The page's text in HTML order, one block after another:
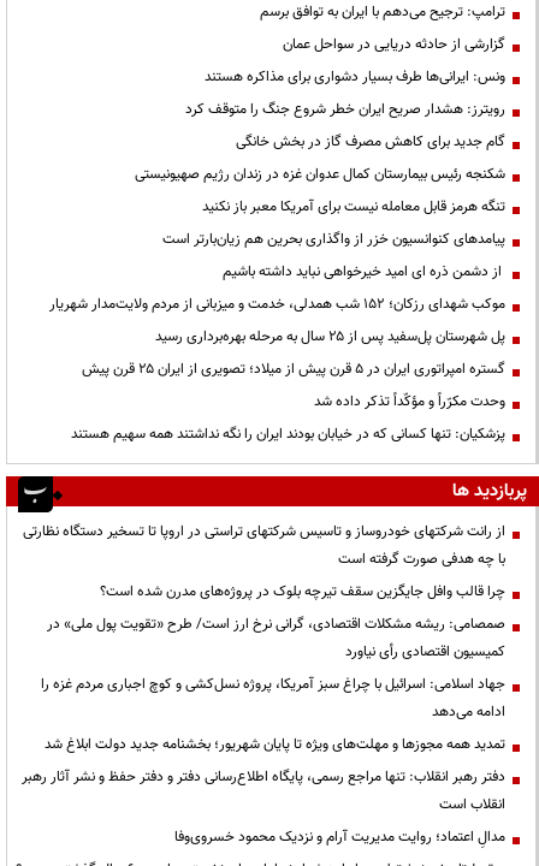
ترامپ: ترجیح می‌دهم با ایران به توافق برسم
گزارشی از حادثه دریایی در سواحل عمان
ونس: ایرانی‌ها طرف بسیار دشواری برای مذاکره هستند
رویترز: هشدار صریح ایران خطر شروع جنگ را متوقف کرد
گام جدید برای کاهش مصرف گاز در بخش خانگی
شکنجه رئیس بیمارستان کمال عدوان غزه در زندان رژیم صهیونیستی
تنگه هرمز قابل معامله نیست برای آمریکا معبر باز نکنید
پیامدهای کنوانسیون خزر از واگذاری بحرین هم زیان‌بارتر است
از دشمن ذره ای امید خیرخواهی نباید داشته باشیم
موکب شهدای رزکان؛ ۱۵۲ شب همدلی، خدمت و میزبانی از مردم ولایت‌مدار شهریار
پل شهرستان پل‌سفید پس از ۲۵ سال به مرحله بهره‌برداری رسید
گستره امپراتوری ایران در ۵ قرن پیش از میلاد؛ تصویری از ایران ۲۵ قرن پیش
وحدت مکرّراً و مؤکّداً تذکر داده شد
پزشکیان: تنها کسانی که در خیابان بودند ایران را نگه نداشتند همه سهیم هستند
پربازدید ها
از رانت‌ شرکتهای خودروساز و تاسیس شرکتهای تراستی در اروپا تا تسخیر دستگاه نظارتی
با چه هدفی صورت گرفته است
چرا قالب وافل جایگزین سقف تیرچه بلوک در پروژه‌های مدرن شده است؟
صمصامی: ریشه مشکلات اقتصادی، گرانی نرخ ارز است/ طرح «تقویت پول ملی» در
کمیسیون اقتصادی رأی نیاورد
جهاد اسلامی: اسرائیل با چراغ سبز آمریکا، پروژه نسل‌کشی و کوچ اجباری مردم غزه را
ادامه می‌دهد
تمدید همه مجوزها و مهلت‌های ویژه تا پایان شهریور؛ بخشنامه جدید دولت ابلاغ شد
دفتر رهبر انقلاب: تنها مراجع رسمی، پایگاه اطلاع‌رسانی دفتر و دفتر حفظ و نشر آثار رهبر
انقلاب است
مدالِ اعتماد؛ روایت مدیریت آرام و نزدیک محمود خسروی‌وفا